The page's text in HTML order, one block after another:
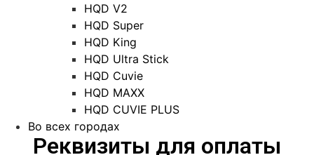
HQD V2
HQD Super
HQD King
HQD Ultra Stick
HQD Cuvie
HQD MAXX
HQD CUVIE PLUS
Во всех городах
Реквизиты для оплаты